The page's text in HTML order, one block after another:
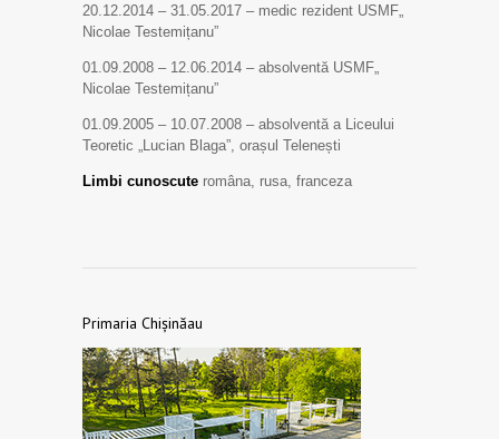
20.12.2014 – 31.05.2017 – medic rezident USMF„
Nicolae Testemițanu”
01.09.2008 – 12.06.2014 – absolventă USMF„
Nicolae Testemițanu”
01.09.2005 – 10.07.2008 – absolventă a Liceului
Teoretic „Lucian Blaga”, orașul Telenești
Limbi cunoscute româna, rusa, franceza
Primaria Chișinăau